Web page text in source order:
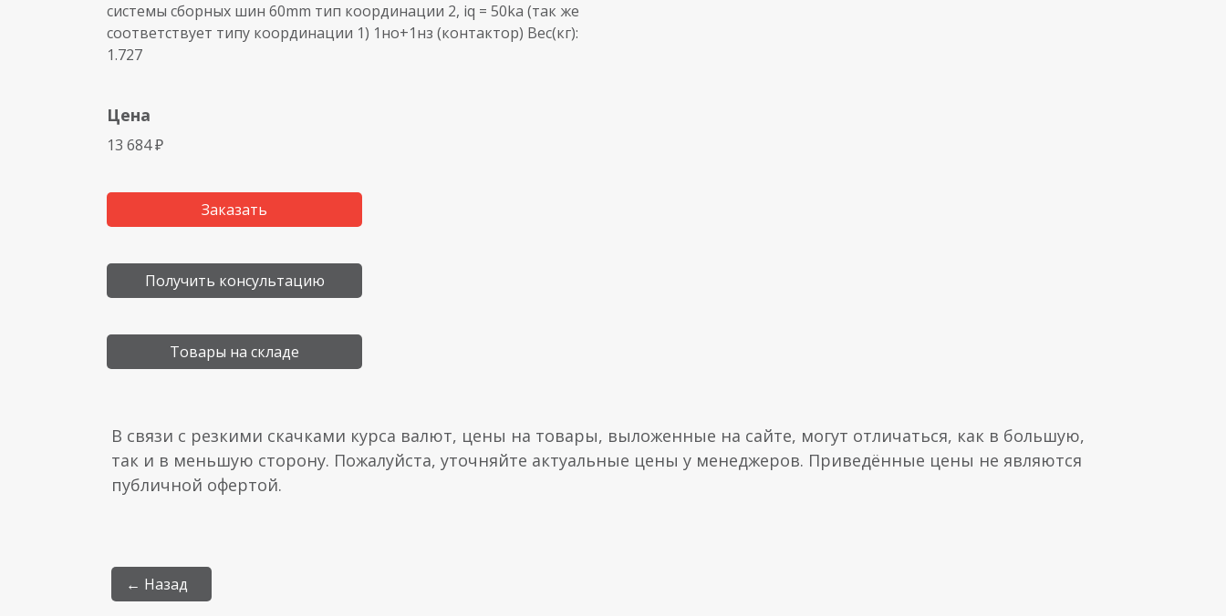
системы сборных шин 60mm тип координации 2, iq = 50ka (так же
соответствует типу координации 1) 1но+1нз (контактор) Вес(кг):
1.727
Цена
13 684 ₽
Заказать
Получить консультацию
Товары на складе
В связи с резкими скачками курса валют, цены на товары, выложенные на сайте, могут отличаться, как в большую,
так и в меньшую сторону. Пожалуйста, уточняйте актуальные цены у менеджеров. Приведённые цены не являются
публичной офертой.
← Назад